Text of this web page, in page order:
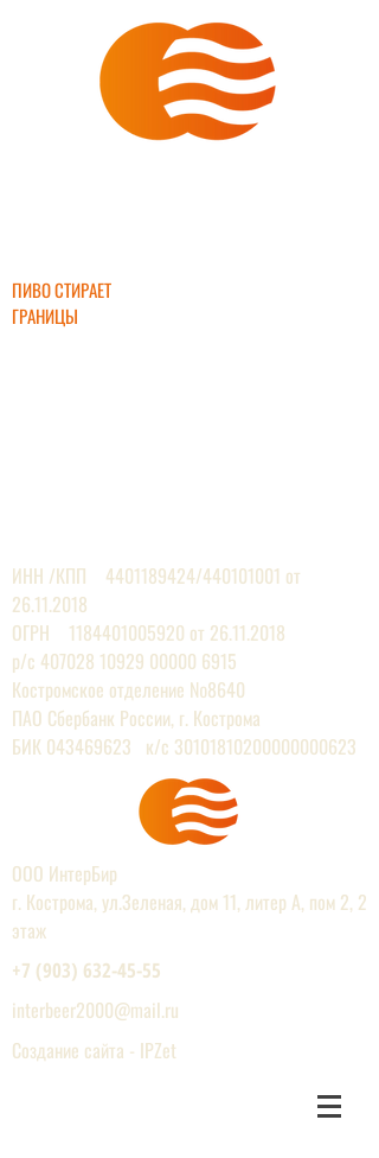
ПИВО СТИРАЕТ
ГРАНИЦЫ
ИНН /КПП 4401189424/440101001 от
26.11.2018
ОГРН 1184401005920 от 26.11.2018
р/с 407028 10929 00000 6915
Костромское отделение №8640
ПАО Сбербанк России, г. Кострома
БИК 043469623 к/с 30101810200000000623
ООО ИнтерБир
г. Кострома, ул.Зеленая, дом 11, литер А, пом 2, 2
этаж
+7 (903) 632-45-55
interbeer2000@mail.ru
Создание сайта - IPZet